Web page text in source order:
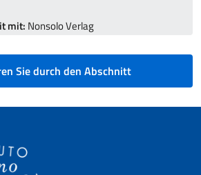
mit: Nonsolo Verlag
Sie durch den Abschnitt